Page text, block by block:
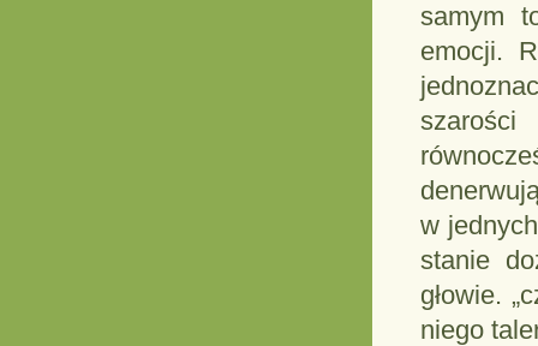
samym
emocji.
w
stanie
głowie.
niego